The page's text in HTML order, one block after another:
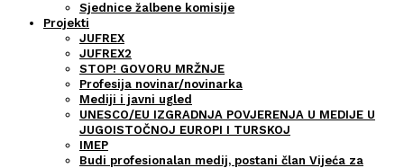
Sjednice žalbene komisije
Projekti
JUFREX
JUFREX2
STOP! GOVORU MRŽNJE
Profesija novinar/novinarka
Mediji i javni ugled
UNESCO/EU IZGRADNJA POVJERENJA U MEDIJE U
JUGOISTOČNOJ EUROPI I TURSKOJ
IMEP
Budi profesionalan medij, postani član Vijeća za